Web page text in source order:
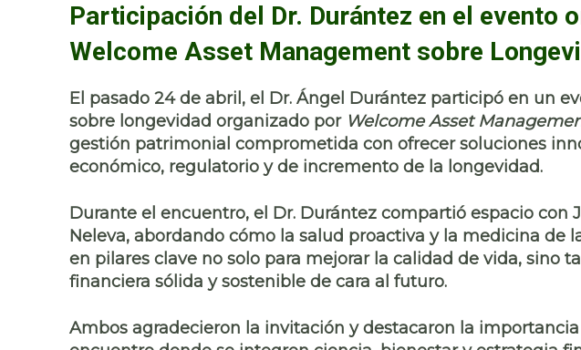
Participación del Dr. Durántez en el evento
Welcome Asset Management sobre
El pasado 24 de abril , el Dr. Ángel Durántez participó en un
sobre longevidad organizado por Welcome Asset
gestión patrimonial comprometida con ofrecer soluciones
económico, regulatorio y de incremento de la longevidad.
Durante el encuentro, el Dr. Durántez compartió espacio con
Neleva, abordando cómo la salud proactiva y la medicina de
en pilares clave no solo para mejorar la calidad de vida, sino
financiera sólida y sostenible de cara al futuro.
Ambos agradecieron la invitación y destacaron la